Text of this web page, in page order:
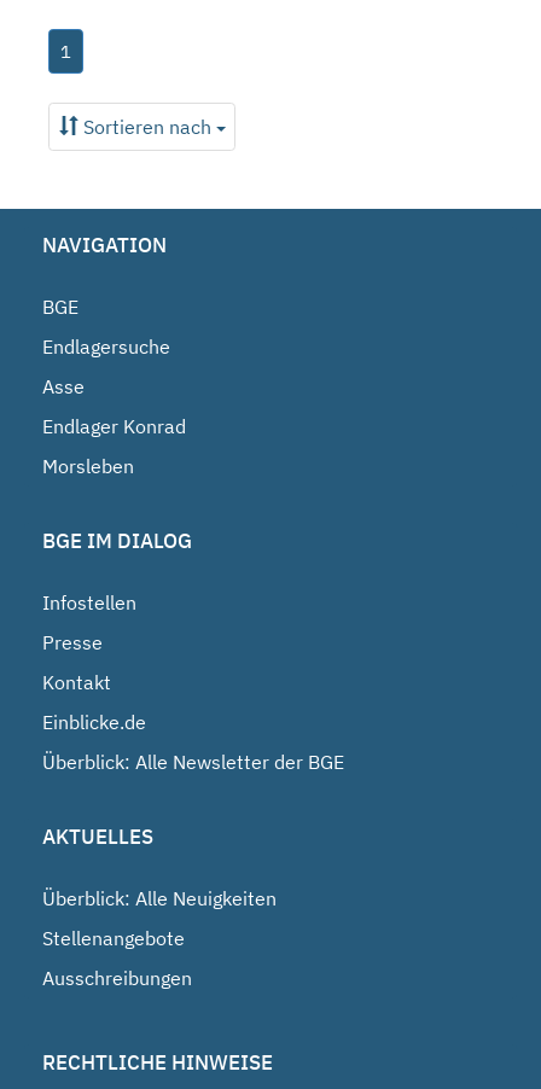
1
Sortieren nach
NAVIGATION
BGE
Endlagersuche
Asse
Endlager Konrad
Morsleben
BGE IM DIALOG
Infostellen
Presse
Kontakt
Einblicke.de
Überblick: Alle Newsletter der BGE
AKTUELLES
Überblick: Alle Neuigkeiten
Stellenangebote
Ausschreibungen
RECHTLICHE HINWEISE